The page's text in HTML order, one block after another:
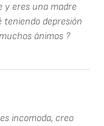
y eres una madre
teniendo depresión
ánimos ?
incomoda, creo